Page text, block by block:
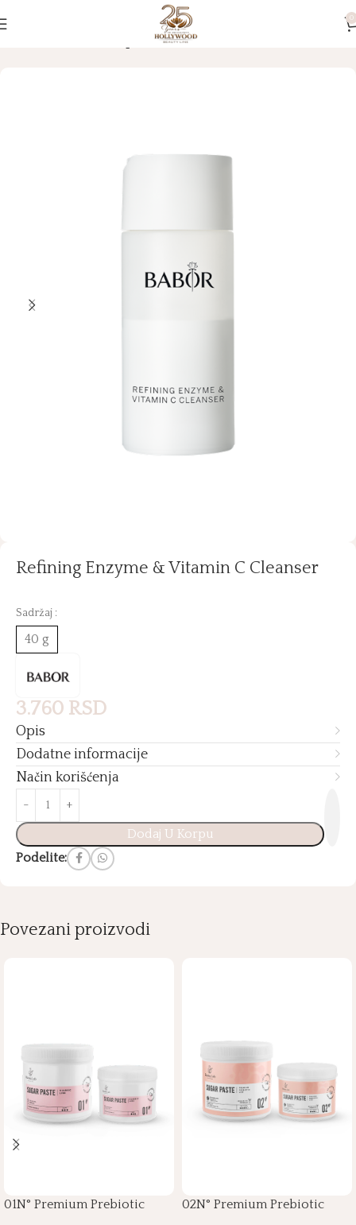
0
Čistači, pilizi i tonici
Refining Enzyme & Vitamin C Cleanser
Sadržaj :
40 g
3.760 RSD
Opis
Dodatne informacije
Način korišćenja
Dodaj U Korpu
Podelite:
Povezani proizvodi
01N° Premium Prebiotic
02N° Premium Prebiotic